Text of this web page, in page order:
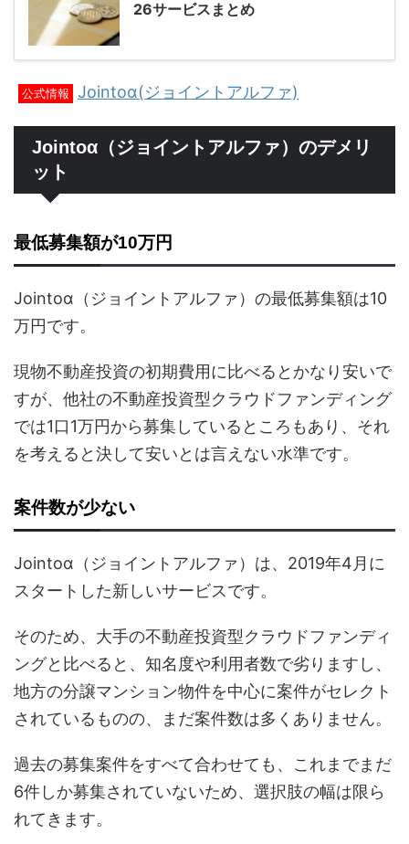
26サービスまとめ
公式情報 Jointoα(ジョイントアルファ)
Jointoα（ジョイントアルファ）のデメリ
ット
最低募集額が10万円
Jointoα（ジョイントアルファ）の最低募集額は10
万円です。
現物不動産投資の初期費用に比べるとかなり安いで
すが、他社の不動産投資型クラウドファンディング
では1口1万円から募集しているところもあり、それ
を考えると決して安いとは言えない水準です。
案件数が少ない
Jointoα（ジョイントアルファ）は、2019年4月に
スタートした新しいサービスです。
そのため、大手の不動産投資型クラウドファンディ
ングと比べると、知名度や利用者数で劣りますし、
地方の分譲マンション物件を中心に案件がセレクト
されているものの、まだ案件数は多くありません。
過去の募集案件をすべて合わせても、これまでまだ
6件しか募集されていないため、選択肢の幅は限ら
れてきます。